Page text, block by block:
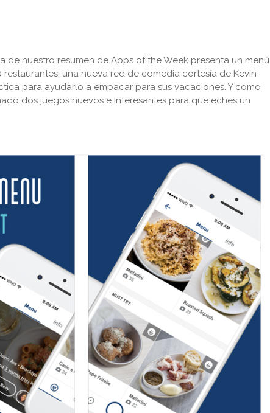
de nuestro resumen de Apps of the Week presenta un menú
restaurantes, una nueva red de comedia cortesía de Kevin
para ayudarlo a empacar para sus vacaciones. Y como
dos juegos nuevos e interesantes para que eches un